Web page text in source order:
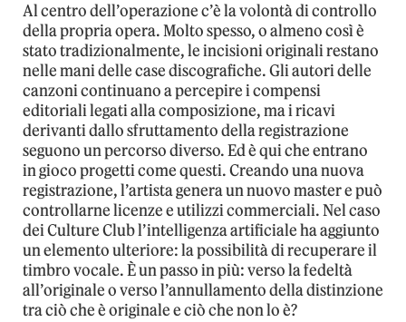
Al centro dell’operazione c’è la volontà di controllo
della propria opera. Molto spesso, o almeno così è
stato tradizionalmente, le incisioni originali restano
nelle mani delle case discografiche. Gli autori delle
canzoni continuano a percepire i compensi
editoriali legati alla composizione, ma i ricavi
derivanti dallo sfruttamento della registrazione
seguono un percorso diverso. Ed è qui che entrano
in gioco progetti come questi. Creando una nuova
registrazione, l’artista genera un nuovo master e può
controllarne licenze e utilizzi commerciali. Nel caso
dei Culture Club l’intelligenza artificiale ha aggiunto
un elemento ulteriore: la possibilità di recuperare il
timbro vocale. È un passo in più: verso la fedeltà
all’originale o verso l’annullamento della distinzione
tra ciò che è originale e ciò che non lo è?